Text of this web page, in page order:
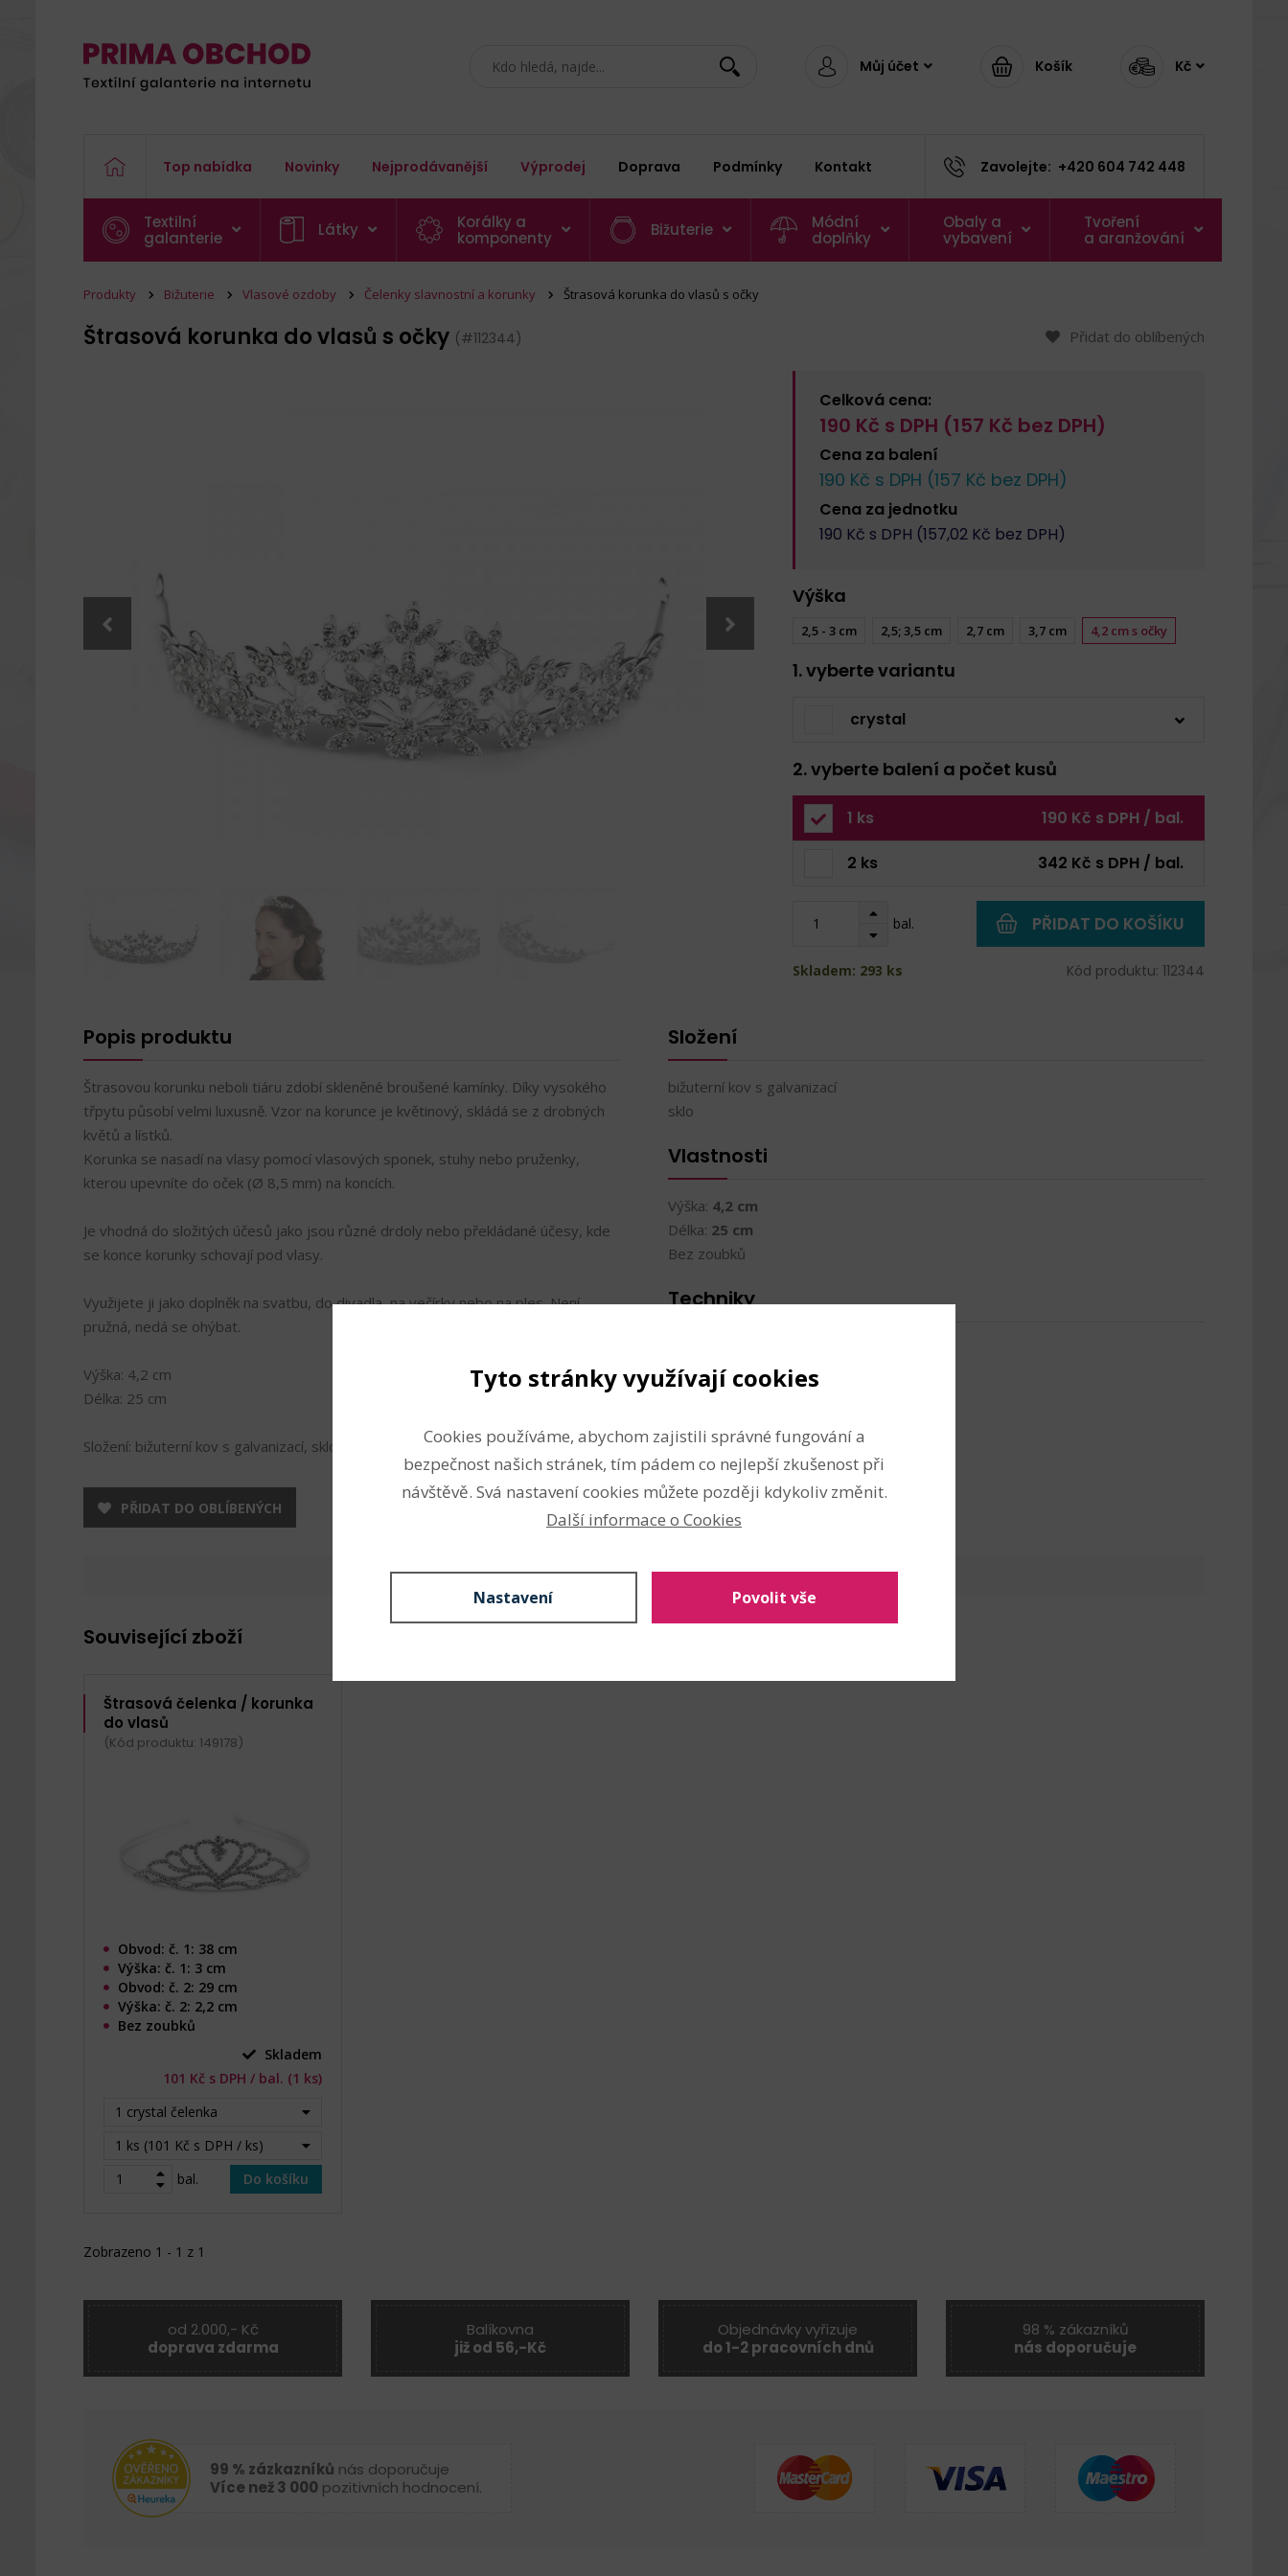
Můj účet Košík Kč
Top nabídka Novinky Nejprodávanější Výprodej Doprava Podmínky Kontakt Zavolejte: +420 604 742 448
Textilní
galanterie
Látky
Korálky a
komponenty
Bižuterie
Módní
doplňky
Obaly a
vybavení
Tvoření
a aranžování
Produkty Bižuterie Vlasové ozdoby Čelenky slavnostní a korunky Štrasová korunka do vlasů s očky
Štrasová korunka do vlasů s očky (#112344) Přidat do oblíbených
Celková cena:
190 Kč s DPH (157 Kč bez DPH)
Cena za balení
190 Kč s DPH (157 Kč bez DPH)
Cena za jednotku
190 Kč s DPH (157,02 Kč bez DPH)
Výška
2,5 - 3 cm 2,5; 3,5 cm 2,7 cm 3,7 cm 4,2 cm s očky
1. vyberte variantu
crystal
2. vyberte balení a počet kusů
1 ks 190 Kč s DPH / bal.
2 ks 342 Kč s DPH / bal.
bal. PŘIDAT DO KOŠÍKU
Skladem: 293 ks Kód produktu: 112344
Popis produktu
Štrasovou korunku neboli tiáru zdobí skleněné broušené kamínky. Díky vysokého
třpytu působí velmi luxusně. Vzor na korunce je květinový, skládá se z drobných
květů a lístků.
Korunka se nasadí na vlasy pomocí vlasových sponek, stuhy nebo pruženky,
kterou upevníte do oček (Ø 8,5 mm) na koncích.
Je vhodná do složitých účesů jako jsou různé drdoly nebo překládané účesy, kde
se konce korunky schovají pod vlasy.
Využijete ji jako doplněk na svatbu, do divadla, na večírky nebo na ples. Není
pružná, nedá se ohýbat.
Výška: 4,2 cm
Délka: 25 cm
Složení: bižuterní kov s galvanizací, sklo
PŘIDAT DO OBLÍBENÝCH
Složení
bižuterní kov s galvanizací
sklo
Vlastnosti
Výška: 4,2 cm
Délka: 25 cm
Bez zoubků
Techniky
Nahlásit problém
Související zboží
Štrasová čelenka / korunka
do vlasů
(Kód produktu: 149178)
Obvod: č. 1: 38 cm
Výška: č. 1: 3 cm
Obvod: č. 2: 29 cm
Výška: č. 2: 2,2 cm
Bez zoubků
Skladem
101 Kč s DPH / bal. (1 ks)
1 crystal čelenka
1 ks (101 Kč s DPH / ks)
bal.
Do košíku
Zobrazeno 1 - 1 z 1
od 2.000,- Kč
doprava zdarma
Balíkovna
již od 56,-Kč
Objednávky vyřizuje
do 1-2 pracovních dnů
98 % zákazníků
nás doporučuje
99 % zázkazníků nás doporučuje
Více než 3 000 pozitivních hodnocení.
Tyto stránky využívají cookies
Cookies používáme, abychom zajistili správné fungování a
bezpečnost našich stránek, tím pádem co nejlepší zkušenost při
návštěvě. Svá nastavení cookies můžete později kdykoliv změnit.
Další informace o Cookies
Nastavení Povolit vše